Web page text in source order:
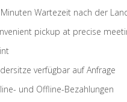
Wartezeit nach der
pickup at precise
verfügbar auf Anfrage
und Offline-Bezahlungen